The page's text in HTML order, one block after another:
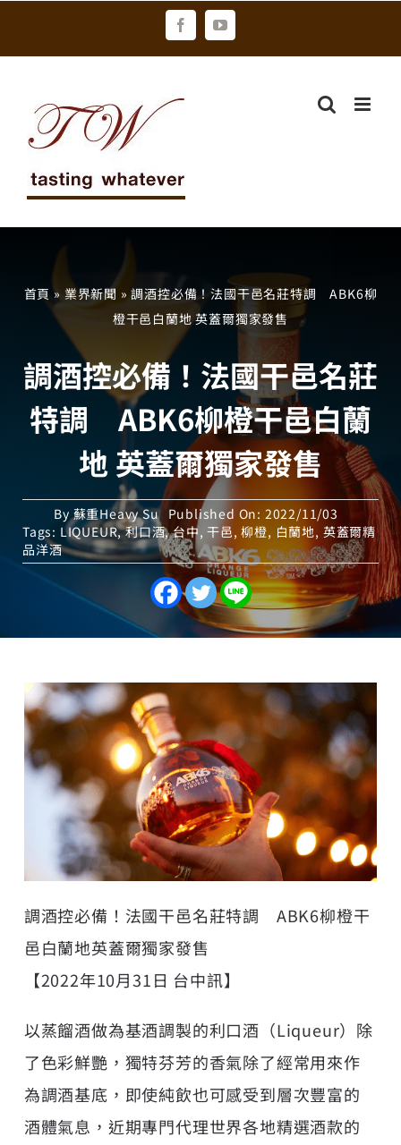
FacebookYouTube
首頁 » 業界新聞 »調酒控必備！法國干邑名莊特調 ABK6柳
橙干邑白蘭地 英蓋爾獨家發售
調酒控必備！法國干邑名莊
特調 ABK6柳橙干邑白蘭
地 英蓋爾獨家發售
By蘇重Heavy Su Published On: 2022/11/03
Tags: LIQUEUR,利口酒,台中,干邑,柳橙, 白蘭地, 英蓋爾精
品洋酒
調酒控必備！法國干邑名莊特調 ABK6柳橙干
邑白蘭地英蓋爾獨家發售
【2022年10月31日 台中訊】
以蒸餾酒做為基酒調製的利口酒（Liqueur）除
了色彩鮮艷，獨特芬芳的香氣除了經常用來作
為調酒基底，即使純飲也可感受到層次豐富的
酒體氣息，近期專門代理世界各地精選酒款的